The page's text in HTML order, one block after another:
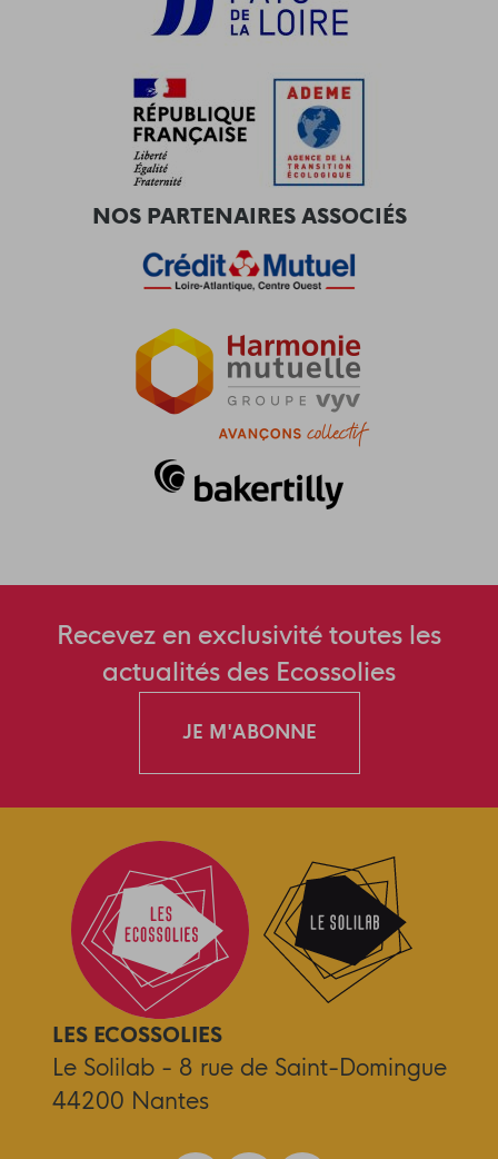
NOS PARTENAIRES ASSOCIÉS
Recevez en exclusivité toutes les
actualités des Ecossolies
JE M'ABONNE
LES ECOSSOLIES
Le Solilab - 8 rue de Saint-Domingue
44200 Nantes